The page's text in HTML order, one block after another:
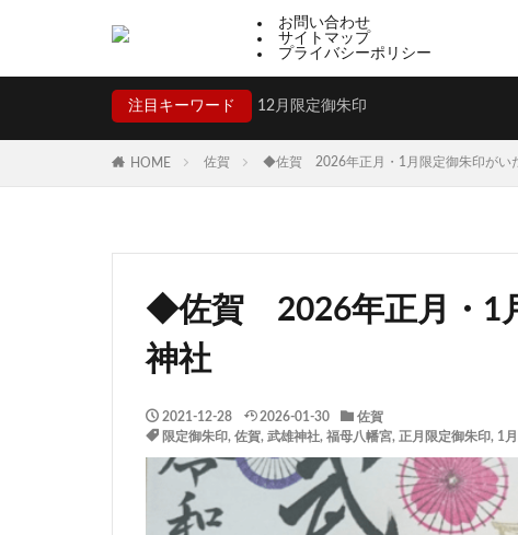
お問い合わせ
サイトマップ
プライバシーポリシー
注目キーワード 12月限定御朱印
HOME 佐賀 ◆佐賀 2026年正月・1月限定御朱印がい
◆佐賀 2026年正月・1
神社
2021-12-28 2026-01-30
佐賀
限定御朱印, 佐賀, 武雄神社, 福母八幡宮, 正月限定御朱印, 1